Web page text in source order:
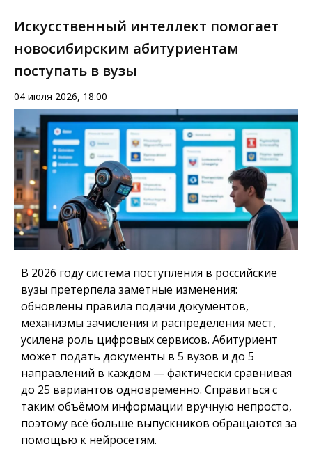
Искусственный интеллект помогает
новосибирским абитуриентам
поступать в вузы
04 июля 2026, 18:00
В 2026 году система поступления в российские
вузы претерпела заметные изменения:
обновлены правила подачи документов,
механизмы зачисления и распределения мест,
усилена роль цифровых сервисов. Абитуриент
может подать документы в 5 вузов и до 5
направлений в каждом — фактически сравнивая
до 25 вариантов одновременно. Справиться с
таким объёмом информации вручную непросто,
поэтому всё больше выпускников обращаются за
помощью к нейросетям.